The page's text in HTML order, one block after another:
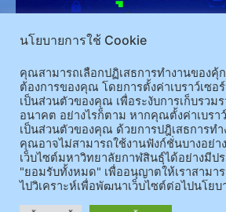
(อ.นามน)13 หมู่ 14 ต.สงเปลือย อ.นามน จ.กาฬสินธุ์
(อ.เมือง)62/1 ถ.เกษตรสมบูรณ์ ต.กาฬสินธุ์ อ.เมือง จ.กาฬสิน
© 2025 All rights
นโยบายการใช้ Cookie
คุณสามารถเลือกปฏิเสธการทำงานของคุ้
ต้องการของคุณ โดยการตั้งค่าเบราว์เซอ
เป็นส่วนตัวของคุณ เพื่อระงับการเก็บรว
อนาคต อย่างไรก็ตาม หากคุณตั้งค่าเบรา
เป็นส่วนตัวของคุณ ด้วยการปฎิเสธการท
คุณอาจไม่สามารถใช้งานฟังก์ชั่นบางอย่
เว็บไซต์มหาวิทยาลัยกาฬสินธุ์ได้อย่างมีป
"ยอมรับทั้งหมด" เพื่ออนุญาตให้เราสามา
ไปวิเคราะห์เพื่อพัฒนาเว็บไซต์ต่อไปนโยบ